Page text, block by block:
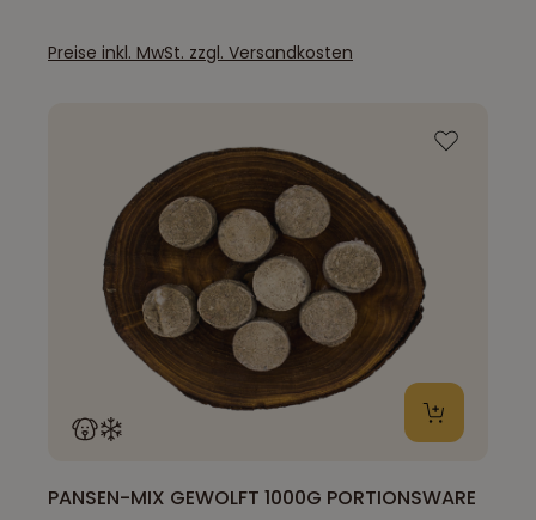
Preise inkl. MwSt. zzgl. Versandkosten
PANSEN-MIX GEWOLFT 1000G PORTIONSWARE